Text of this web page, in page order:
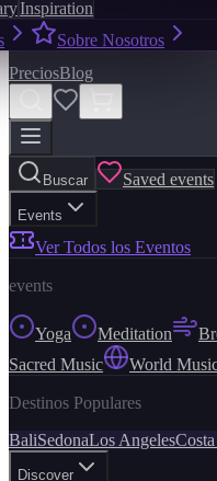
Inspiration
Sobre Nosotros
PreciosBlog
Buscar Saved events
Events
Ver Todos los Eventos
events
Yoga Meditation
Sacred Music
World
Destinos Populares
BaliSedonaLos Angeles
Discover